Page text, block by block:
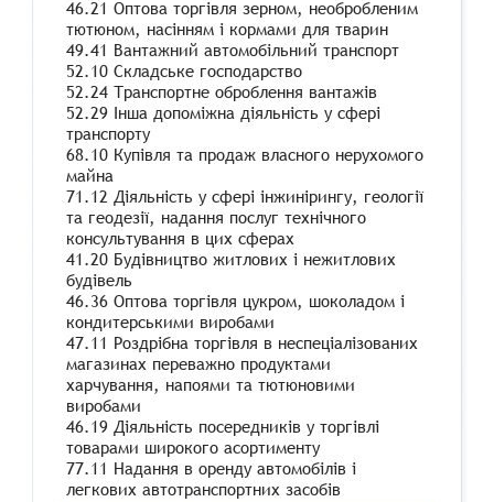
46.21 Оптова торгівля зерном, необробленим
тютюном, насінням і кормами для тварин
49.41 Вантажний автомобільний транспорт
52.10 Складське господарство
52.24 Транспортне оброблення вантажів
52.29 Інша допоміжна діяльність у сфері
транспорту
68.10 Купівля та продаж власного нерухомого
майна
71.12 Діяльність у сфері інжинірингу, геології
та геодезії, надання послуг технічного
консультування в цих сферах
41.20 Будівництво житлових і нежитлових
будівель
46.36 Оптова торгівля цукром, шоколадом і
кондитерськими виробами
47.11 Роздрібна торгівля в неспеціалізованих
магазинах переважно продуктами
харчування, напоями та тютюновими
виробами
46.19 Діяльність посередників у торгівлі
товарами широкого асортименту
77.11 Надання в оренду автомобілів і
легкових автотранспортних засобів